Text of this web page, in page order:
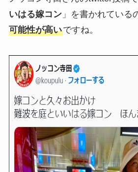
いはる嫁コン」を書かれている
可能性が高いですね。